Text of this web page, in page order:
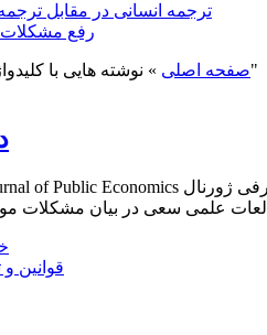
ترجمه انسانی در مقابل
رفع
صفحه اصلی »
نوشته هایی با کلیدواژه "دانلود رایگان مقاله اقتصاد عمومی"
قوانین